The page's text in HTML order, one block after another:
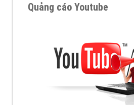
Quảng cáo Youtube